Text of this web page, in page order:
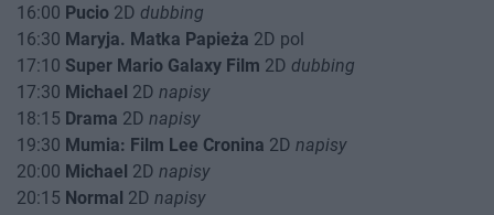
16:00 Pucio 2D dubbing
16:30 Maryja. Matka Papieża 2D pol
17:10 Super Mario Galaxy Film 2D dubbing
17:30 Michael 2D napisy
18:15 Drama 2D napisy
19:30 Mumia: Film Lee Cronina 2D napisy
20:00 Michael 2D napisy
20:15 Normal 2D napisy